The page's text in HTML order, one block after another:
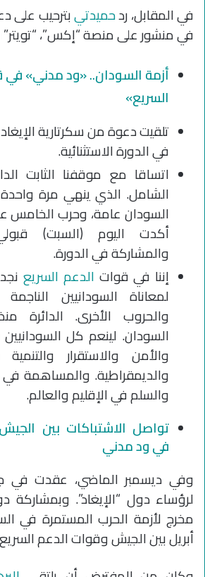
في المقابل، ردحميدتيبترحيب على
في منشور على منصة “إكس”، “تويتر”
أزمة السودان.. «ود مدني»
السريع»
تلقيت دعوة من سكرتارية
في الدورة الاستثنائية.
اتساقا مع موقفنا الثابت
الشامل. الذي ينهي مرة
السودان عامة، وحرب الخامس
أكدت اليوم (السبت)
والمشاركة في الدورة.
إننا في قوات الدعم السريع
لمعاناة السودانيين
والحروب الأخرى. الدائرة
السودان. لينعم كل السودانيين
والأمن والاستقرار
والديمقراطية. والمساهمة
والسلم في الإقليم والعالم.
تواصل الاشتباكات بين
في ود مدني
وفي ديسمبر الماضي، عقدت في
لرؤساء دول “الإيغاد”. وبمشاركة
مخرج لأزمة الحرب المستمرة في
أبريل بين الجيش وقوات الدعم